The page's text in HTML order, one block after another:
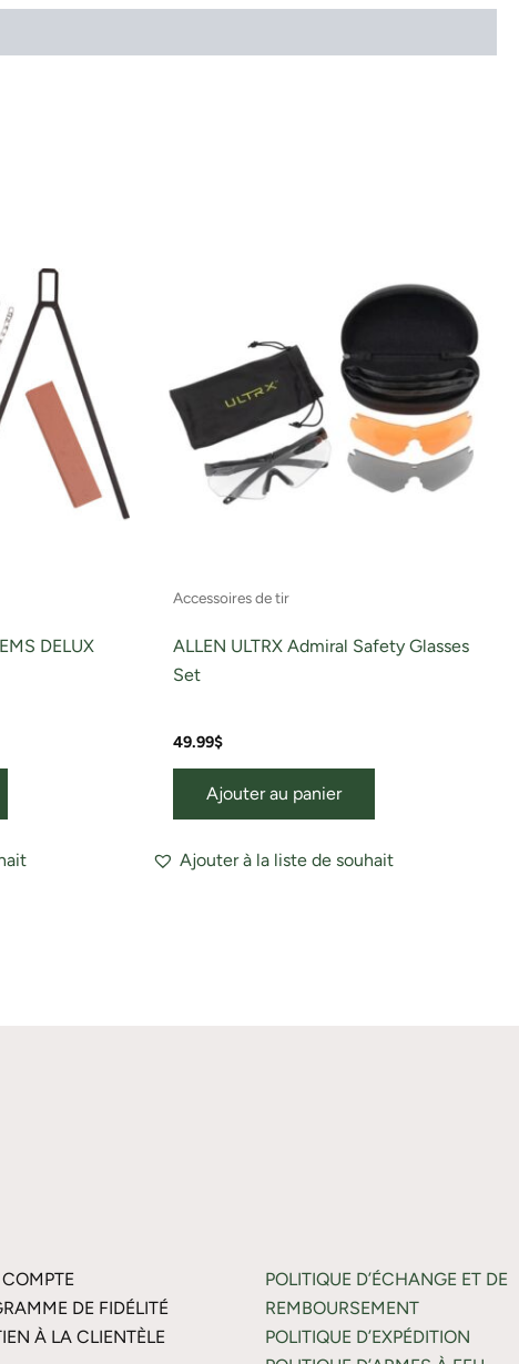
DELUX
Accessoires de tir
ALLEN ULTRX Admiral Safety Glasses
Set
49.99$
Ajouter au panier
Ajouter à la liste de souhait
DE FIDÉLITÉ
À LA CLIENTÈLE
POLITIQUE D’ÉCHANGE ET DE
REMBOURSEMENT
POLITIQUE D’EXPÉDITION